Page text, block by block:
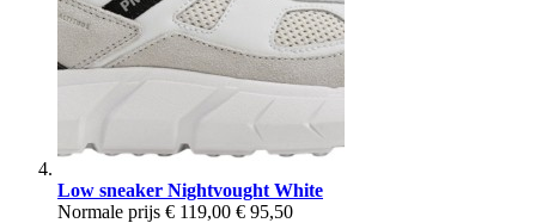
Low sneaker Nightvought White
Normale prijs € 119,00 € 95,50